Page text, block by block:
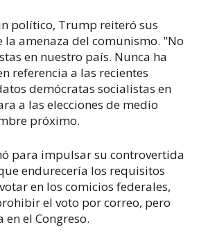
político, Trump reiteró sus
la amenaza del comunismo. "No
en nuestro país. Nunca ha
referencia a las recientes
demócratas socialistas en
a las elecciones de medio
próximo.
para impulsar su controvertida
endurecería los requisitos
en los comicios federales,
el voto por correo, pero
el Congreso.